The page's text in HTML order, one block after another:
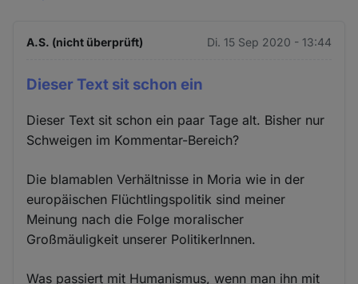
A.S. (nicht überprüft) Di. 15 Sep 2020 - 13:44
Dieser Text sit schon ein
Dieser Text sit schon ein paar Tage alt. Bisher nur
Schweigen im Kommentar-Bereich?
Die blamablen Verhältnisse in Moria wie in der
europäischen Flüchtlingspolitik sind meiner
Meinung nach die Folge moralischer
Großmäuligkeit unserer PolitikerInnen.
Was passiert mit Humanismus, wenn man ihn mit